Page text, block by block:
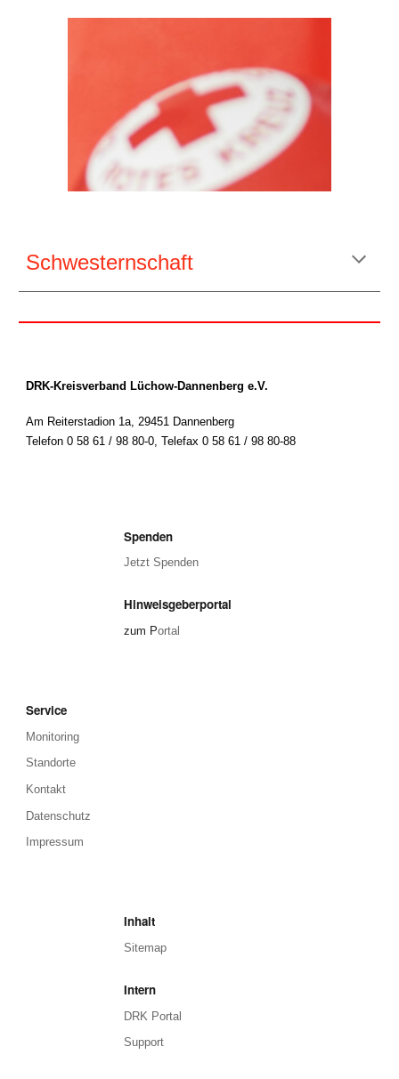
Schwesternschaft
DRK-Kreisverband Lüchow-Dannenberg e.V.
Am Reiterstadion 1a, 29451 Dannenberg
Telefon 0 58 61 / 98 80-0,Telefax 0 58 61 / 98 80-88
Spenden
Jetzt Spenden
Hinweisgeberportal
zum Portal
Service
Monitoring
Standorte
Kontakt
Datenschutz
Impressum
Inhalt
Sitemap
Intern
DRK Portal
Support